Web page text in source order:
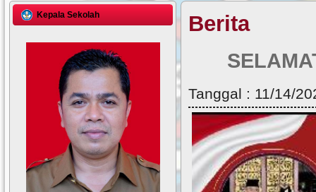
Kepala Sekolah Berita
Tanggal : 11/14/